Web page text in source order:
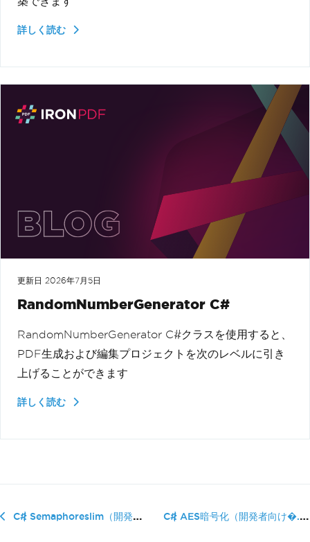
詳しく読む
更新日 2026年7月5日
RandomNumberGenerator C#
RandomNumberGenerator C#クラスを使用すると、
PDF生成および編集プロジェクトを次のレベルに引き
上げることができます
詳しく読む
C# Semaphoreslim（開発者向けの仕組み） C# AES暗号化（開発者向け�...